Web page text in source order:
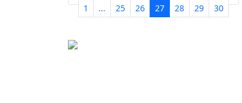
1 ... 25 26 27 28 29 30